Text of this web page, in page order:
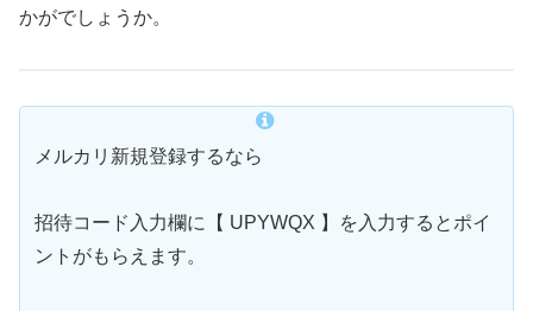
かがでしょうか。
メルカリ新規登録するなら
招待コード入力欄に【 UPYWQX 】を入力するとポイ
ントがもらえます。